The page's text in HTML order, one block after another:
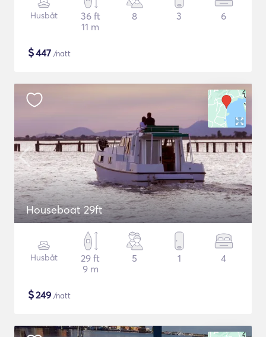
Husbåt
36 ft
11 m
8 3 6
$447 /natt
Houseboat 29ft
Husbåt
29 ft
9 m
5 1 4
$249 /natt